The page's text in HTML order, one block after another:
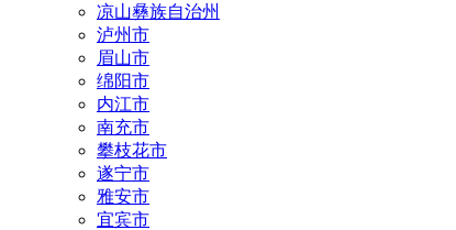
凉山彝族自治州
泸州市
眉山市
绵阳市
内江市
南充市
攀枝花市
遂宁市
雅安市
宜宾市